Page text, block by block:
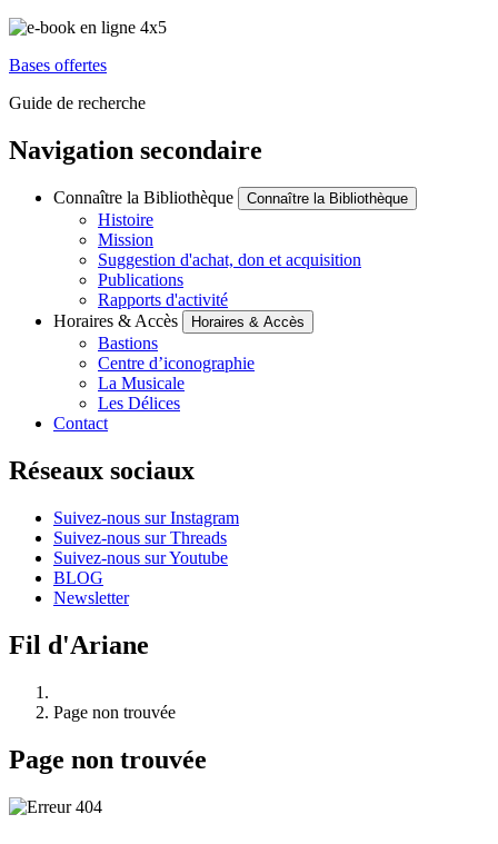
Bases offertes
Guide de recherche
Navigation secondaire
Connaître la Bibliothèque Connaître la Bibliothèque
Histoire
Mission
Suggestion d'achat, don et acquisition
Publications
Rapports d'activité
Horaires & Accès
Horaires & Accès
Bastions
Centre d’iconographie
La Musicale
Les Délices
Contact
Réseaux sociaux
Suivez-nous sur Instagram
Suivez-nous sur Threads
Suivez-nous sur Youtube
BLOG
Newsletter
Fil d'Ariane
Page non trouvée
Page non trouvée